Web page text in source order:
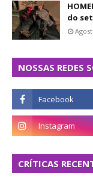
do
NOSSAS REDES
CRÍTICAS